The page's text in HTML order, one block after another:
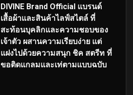
DIVINE Brand Official แบรนด์
เสื้อผ้าและสินค้าไลฟ์สไตล์ ที่
สะท้อนบุคลิกและความชอบของ
เจ้าตัว ผสานความเรียบง่าย แต่
แฝงไปด้วยความสนุก ชิค สตรีท ที่
ขอติดแกลมและเท่ตามแบบฉบับ